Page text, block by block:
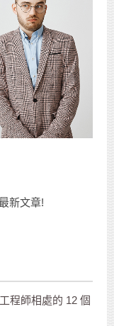
新文章!
程師相處的 12 個